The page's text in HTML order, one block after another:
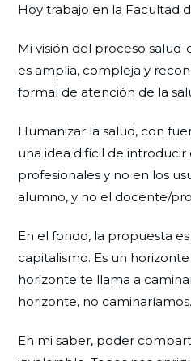
Hoy trabajo en la Facultad
Mi visión del proceso
es amplia, compleja y
formal de atención de la
Humanizar la salud, con
una idea difícil de
profesionales y no en los
alumno, y no el docente/
En el fondo, la propuesta
capitalismo. Es un
horizonte te llama a
horizonte, no caminaríamos.
En mi saber, poder